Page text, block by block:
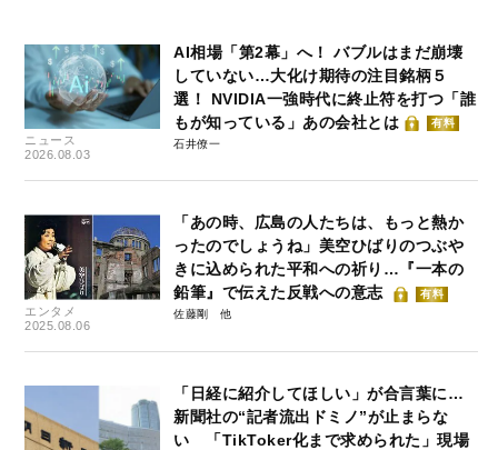
ニュース
2026.08.03
AI相場「第2幕」へ！ バブルはまだ崩壊
していない…大化け期待の注目銘柄５
選！ NVIDIA一強時代に終止符を打つ「誰
もが知っている」あの会社とは
有料
石井僚一
エンタメ
2025.08.06
「あの時、広島の人たちは、もっと熱か
ったのでしょうね」美空ひばりのつぶや
きに込められた平和への祈り…『一本の
鉛筆』で伝えた反戦への意志
有料
佐藤剛
「日経に紹介してほしい」が合言葉に…
新聞社の“記者流出ドミノ”が止まらな
い 「TikToker化まで求められた」現場